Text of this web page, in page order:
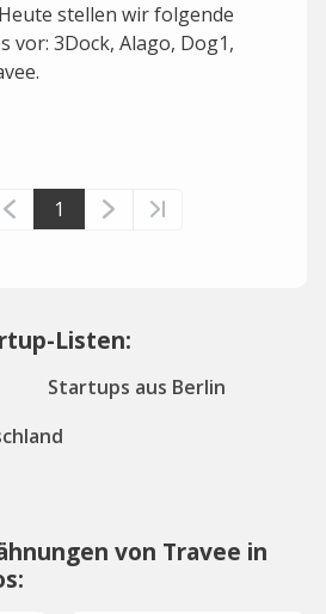
stellen wir folgende
vor: 3Dock, Alago, Dog1,
1
Listen:
Startups aus Berlin
von Travee in